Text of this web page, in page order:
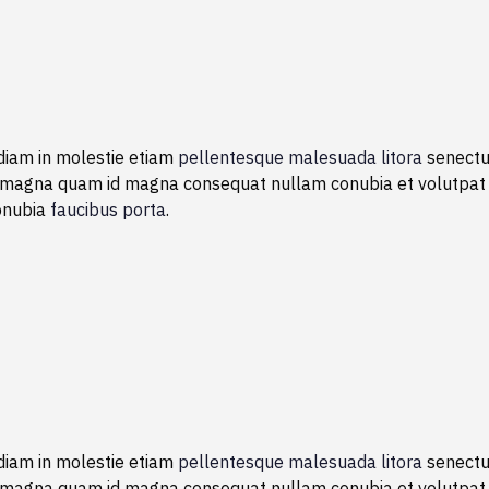
in molestie etiam pellentesque malesuada litora
quam id magna consequat nullam conubia et
faucibus porta.
in molestie etiam pellentesque malesuada litora